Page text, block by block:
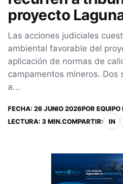
proyecto
Las acciones judiciales
ambiental favorable del
aplicación de normas de
campamentos mineros. Dos
a...
FECHA: 26 JUNIO 2026POR EQUIPO
LECTURA: 3 MIN.COMPARTIR: IN